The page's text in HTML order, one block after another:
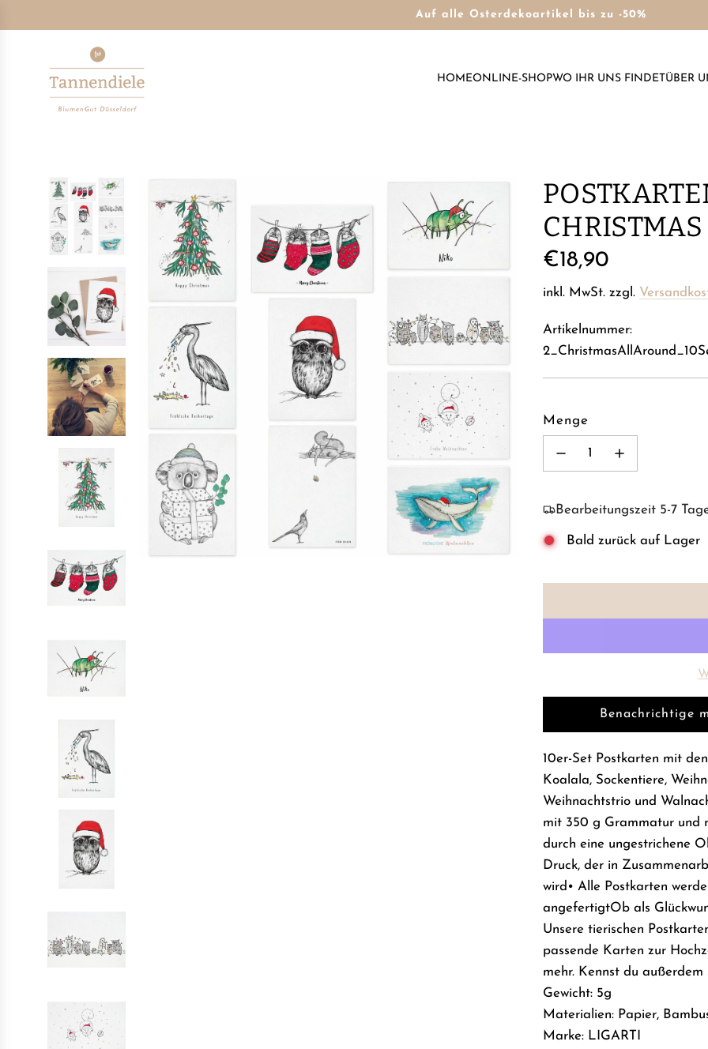
Auf alle Osterdekoartikel bis zu -50%
HOMEONLINE-SHOPWO IHR UNS FINDETÜBER
Regulärer
Preis
€18,90
inkl. MwSt. zzgl.
Artikelnummer:
Menge
Bearbeitungszeit 5-7
Bald zurück auf Lager
Benachrichtige
10er-Set Postkarten mit
Koalala, Sockentiere,
Weihnachtstrio und
mit 350 g Grammatur und
durch eine ungestrichene
Druck, der in
wird• Alle Postkarten
angefertigtOb als
Unsere tierischen
passende Karten zur
mehr. Kennst du außerdem
Gewicht: 5g
Materialien: Papier,
Marke: LIGARTI